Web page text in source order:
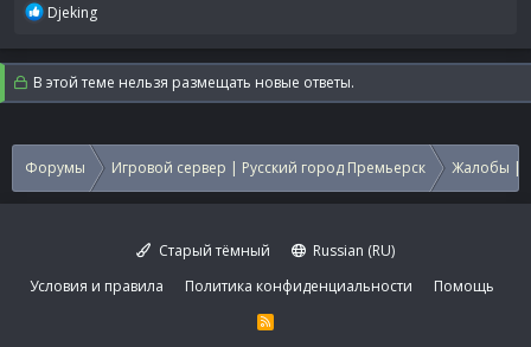
Р
а
к
ц
:
Djeking
В этой теме нельзя размещать новые ответы.
Форумы Игровой сервер | Русский город Премьерск Жалобы |
Старый тёмный
Russian (RU)
Условия и правила
Политика конфиденциальности Помощь
R
S